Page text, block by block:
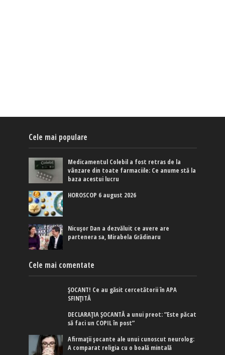
Cele mai populare
Medicamentul Colebil a fost retras de la
vânzare din toate farmaciile: Ce anume stă la
baza acestui lucru
HOROSCOP 6 august 2026
Nicușor Dan a dezvăluit ce avere are
partenera sa, Mirabela Grădinaru
Cele mai comentate
ȘOCANT! Ce au găsit cercetătorii în APA
SFINȚITĂ
DECLARAȚIA ȘOCANTĂ a unui preot: ”Este păcat
să faci un COPIL în post”
Afirmaţii şocante ale unui cunoscut neurolog:
A comparat religia cu o boală mintală